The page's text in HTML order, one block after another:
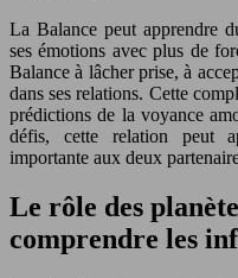
La Balance peut apprendre
ses émotions avec plus de
Balance à lâcher prise, à
dans ses relations. Cette
prédictions de la voyance
défis, cette relation peut
importante aux deux
Le rôle des
comprendre les